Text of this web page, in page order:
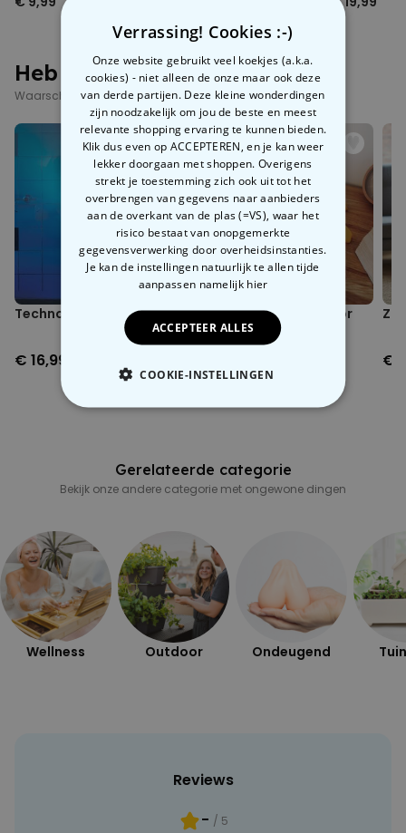
Heb je deze al gezien?
Waarschijnlijk interesseren deze producten je ook
Techno toilet lamp
€ 16,99
Eend nachtlampje voor
kinderen
€
Gerelateerde categorie
Bekijk onze andere categorie met ongewone dingen
Wellness Outdoor Ondeugend
Reviews
- / 5
Verrassing! Cookies :-)
Onze website gebruikt veel koekjes (a.k.a.
cookies) - niet alleen de onze maar ook deze
van derde partijen. Deze kleine wonderdingen
zijn noodzakelijk om jou de beste en meest
relevante shopping ervaring te kunnen bieden.
Klik dus even op ACCEPTEREN, en je kan weer
lekker doorgaan met shoppen. Overigens
strekt je toestemming zich ook uit tot het
overbrengen van gegevens naar aanbieders
aan de overkant van de plas (=VS), waar het
risico bestaat van onopgemerkte
gegevensverwerking door overheidsinstanties.
Je kan de instellingen natuurlijk te allen tijde
aanpassen namelijk hier
ACCEPTEER ALLES
COOKIE-INSTELLINGEN
NOODZAKELIJK
MARKETING OVERIGE